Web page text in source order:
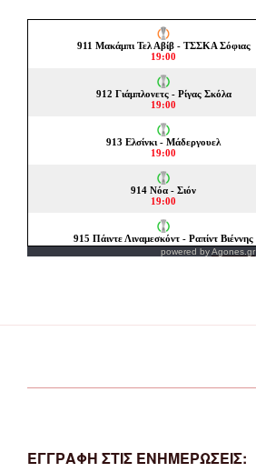
powered byAgones.gr
ΕΓΓΡΑΦΗ ΣΤΙΣ ΕΝΗΜΕΡΩΣΕΙΣ: